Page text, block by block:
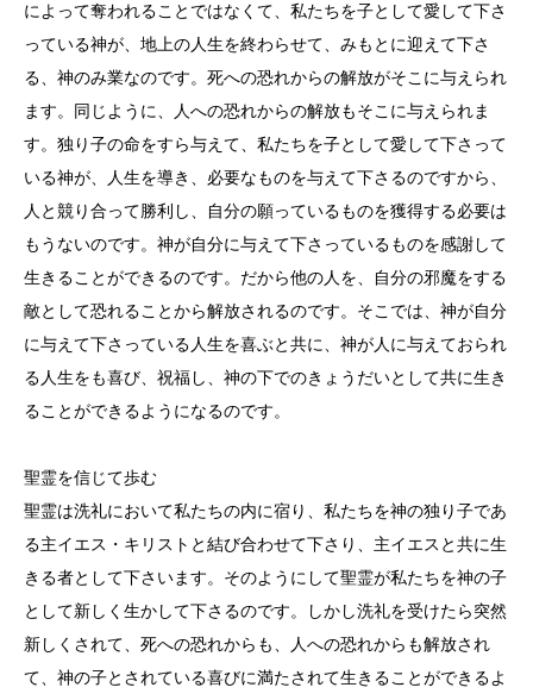
によって奪われることではなくて、私たちを子として愛して下さ
っている神が、地上の人生を終わらせて、みもとに迎えて下さ
る、神のみ業なのです。死への恐れからの解放がそこに与えられ
ます。同じように、人への恐れからの解放もそこに与えられま
す。独り子の命をすら与えて、私たちを子として愛して下さって
いる神が、人生を導き、必要なものを与えて下さるのですから、
人と競り合って勝利し、自分の願っているものを獲得する必要は
もうないのです。神が自分に与えて下さっているものを感謝して
生きることができるのです。だから他の人を、自分の邪魔をする
敵として恐れることから解放されるのです。そこでは、神が自分
に与えて下さっている人生を喜ぶと共に、神が人に与えておられ
る人生をも喜び、祝福し、神の下でのきょうだいとして共に生き
ることができるようになるのです。
聖霊を信じて歩む
聖霊は洗礼において私たちの内に宿り、私たちを神の独り子であ
る主イエス・キリストと結び合わせて下さり、主イエスと共に生
きる者として下さいます。そのようにして聖霊が私たちを神の子
として新しく生かして下さるのです。しかし洗礼を受けたら突然
新しくされて、死への恐れからも、人への恐れからも解放され
て、神の子とされている喜びに満たされて生きることができるよ